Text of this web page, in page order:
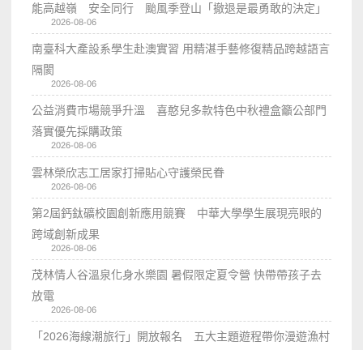
能高越嶺 安全同行 颱風季登山「撤退是最勇敢的決定」
2026-08-06
南臺科大產設系學生赴澳實習 用精湛手藝修復精品跨越語言
隔閡
2026-08-06
公益消費市場競爭升溫 喜憨兒多款特色中秋禮盒籲公部門
落實優先採購政策
2026-08-06
雲林榮欣志工居家打掃貼心守護榮民眷
2026-08-06
第2屆鈣鈦礦校園創新應用競賽 中華大學學生展現亮眼的
跨域創新成果
2026-08-06
茂林情人谷溫泉化身水樂園 暑假限定夏令營 快帶帶孩子去
放電
2026-08-06
「2026海線潮旅行」開放報名 五大主題遊程帶你漫遊漁村